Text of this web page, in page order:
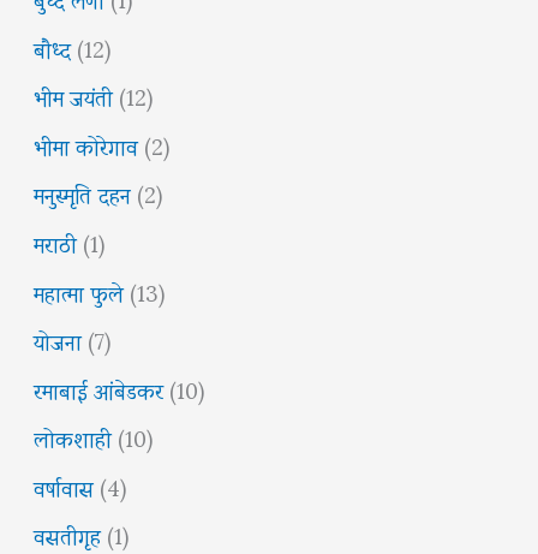
बौध्द(12)
भीम जयंती(12)
भीमा कोरेगाव(2)
मनुस्मृति दहन(2)
मराठी(1)
महात्मा फुले(13)
योजना(7)
रमाबाई आंबेडकर(10)
लोकशाही(10)
वर्षावास(4)
वसतीगृह(1)